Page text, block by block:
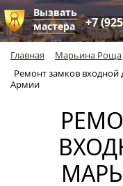
Вызвать
мастера
+7
Главная
Марьина Роща
Ремонт замков
Армии